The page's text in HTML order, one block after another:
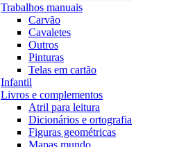
Trabalhos manuais
Carvão
Cavaletes
Outros
Pinturas
Telas em cartão
Infantil
Livros e complementos
Atril para leitura
Dicionários e ortografia
Figuras geométricas
Mapas mundo